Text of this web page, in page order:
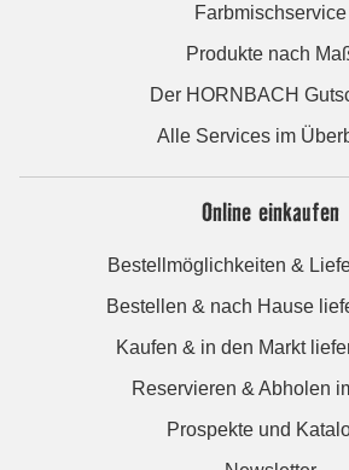
Farbmischservice
Produkte nach
Der HORNBACH
Alle Services im
Online einkaufen
Bestellmöglichkeiten &
Bestellen & nach Hause
Kaufen & in den Markt
Reservieren & Abholen
Prospekte und